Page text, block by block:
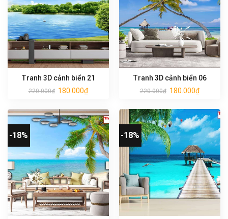
Tranh 3D cảnh biển 21
220.000₫ 180.000₫
Tranh 3D cảnh biển 06
220.000₫ 180.000₫
-18% -18%